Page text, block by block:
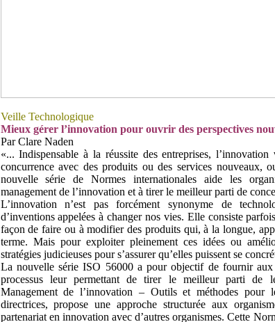
Veille Technologique
Mieux gérer l’innovation pour ouvrir des perspectives
Par Clare Naden
«... Indispensable à la réussite des entreprises,
concurrence avec des produits ou des services nouveaux,
nouvelle série de Normes internationales aide les
management de l’innovation et à tirer le meilleur parti de
L’innovation n’est pas forcément synonyme de
d’inventions appelées à changer nos vies. Elle consiste
façon de faire ou à modifier des produits qui, à la longue,
terme. Mais pour exploiter pleinement ces idées ou
stratégies judicieuses pour s’assurer qu’elles puissent se
La nouvelle série ISO 56000 a pour objectif de fournir aux
processus leur permettant de tirer le meilleur parti de
Management de l’innovation – Outils et méthodes pour
directrices, propose une approche structurée aux
partenariat en innovation avec d’autres organismes. Cette